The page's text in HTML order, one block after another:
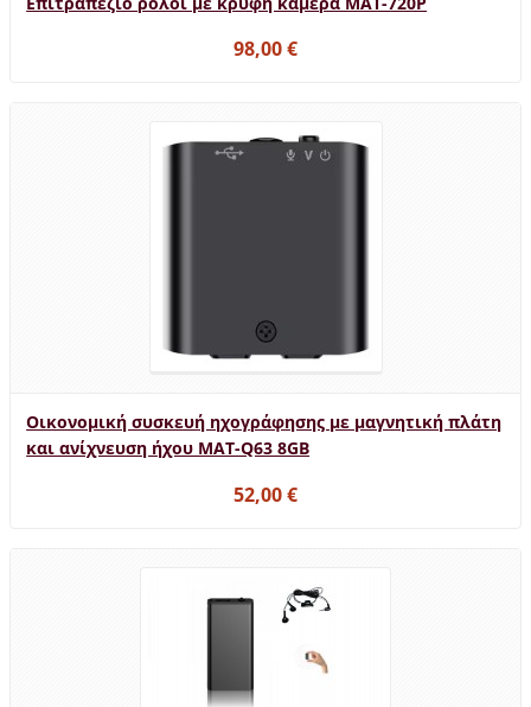
98,00 €
Οικονομική συσκευή ηχογράφησης με μαγνητική πλάτη
και ανίχνευση ήχου MAT-Q63 8GB
52,00 €